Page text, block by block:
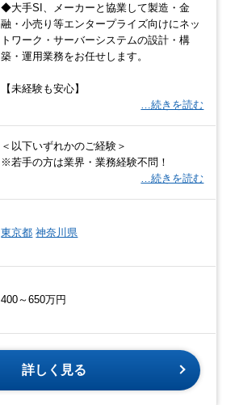
◆大手SI、メーカーと協業して製造・金
融・小売り等エンタープライズ向けにネッ
トワーク・サーバーシステムの設計・構
築・運用業務をお任せします。
【未経験も安心】
…続きを読む
＜以下いずれかのご経験＞
※若手の方は業界・業務経験不問！
…続きを読む
東京都 神奈川県
400～650万円
詳しく見る